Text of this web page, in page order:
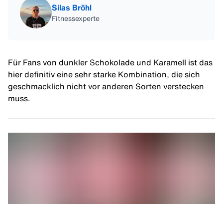
Silas Bröhl
Fitnessexperte
Für Fans von dunkler Schokolade und Karamell ist das
hier definitiv eine sehr starke Kombination, die sich
geschmacklich nicht vor anderen Sorten verstecken
muss.